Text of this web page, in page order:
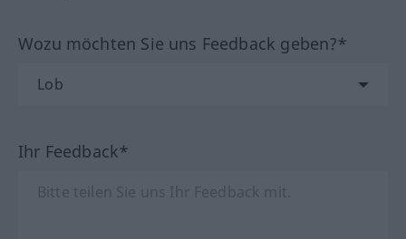
Wozu möchten Sie uns Feedback geben?*
Ihr Feedback*